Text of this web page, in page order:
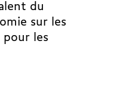
du
sur les
pour les